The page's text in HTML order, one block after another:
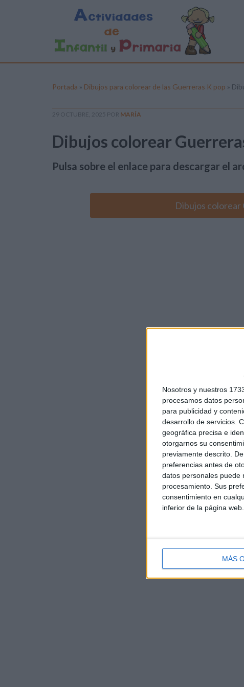
Nosotros y nuestros
procesamos datos
para publicidad y
desarrollo de servicios.
geográfica precisa e
otorgarnos su
previamente descrito.
preferencias antes de
datos personales puede
procesamiento. Sus
consentimiento en
inferior de la página web.
MÁS
Portada » Dibujos para colorear de las Guerreras K pop »
29 OCTUBRE, 2025 POR MARÍA
Dibujos colorear
Pulsa sobre el enlace para descargar el
Dibujos colorear